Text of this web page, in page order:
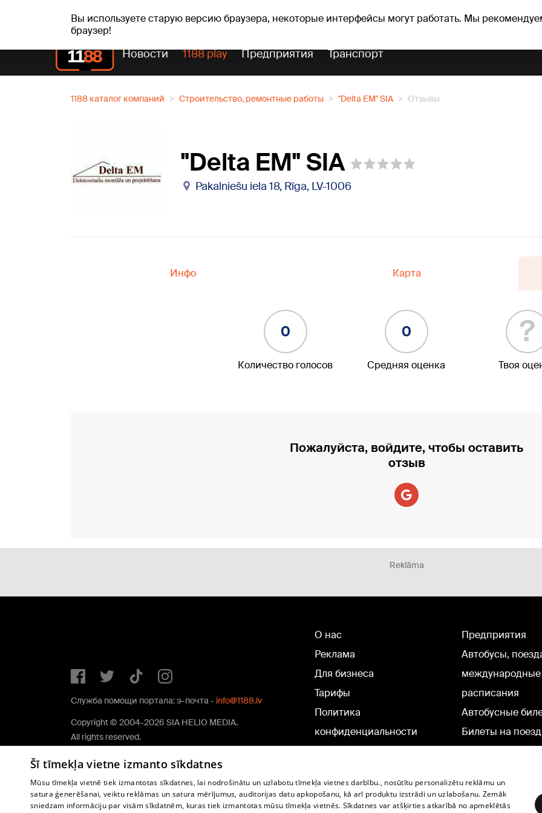
Вы используете старую версию браузера, некоторые интерфейсы могут работать. Мы
браузер!
вс, 09.08.2026. +22°C Genoveva, Madara, Genovefa Прогноз погоды Гороскопы
Новости 1188 play Предприятия Транспорт
1188 каталог компаний Строительство, ремонтные работы "Delta EM" SIA Отзывы
"Delta EM" SIA
Pakalniešu iela 18, Rīga, LV-1006
Инфо Карта
0
Количество голосов
0
Средняя оценка
?
Твоя
Пожалуйста, войдите, чтобы оставить
отзыв
Reklāma
Служба помощи портала: э-почта - info@1188.lv
Copyright © 2004-2026 SIA HELIO MEDIA.
All rights reserved.
О нас
Реклама
Для бизнеса
Тарифы
Политика
конфиденциальности
Политика использования
cookie файлов
Предприятия
Автобусы,
международные
расписания
Автобусные
Билеты на поезд
Šī tīmekļa vietne izmanto sīkdatnes
Mūsu tīmekļa vietnē tiek izmantotas sīkdatnes, lai nodrošinātu un uzlabotu tīmekļa vietnes darbību., nosūtītu personalizētu reklāmu un
satura ģenerēšanai, veiktu reklāmas un satura mērījumus, auditorijas datu apkopošanu, kā arī produktu izstrādi un uzlabošanu. Zemāk
sniedzam informāciju par visām sīkdatnēm, kuras tiek izmantotas mūsu tīmekļa vietnēs. Sīkdatnes var atšķirties atkarībā no apmeklētās